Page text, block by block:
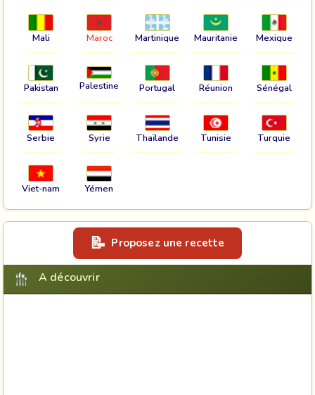
Mali Maroc Martinique Mauritanie Mexique
Pakistan Palestine Portugal Réunion Sénégal
Serbie Syrie Thaïlande Tunisie Turquie
Viet-nam Yémen
Proposez une recette
A découvrir